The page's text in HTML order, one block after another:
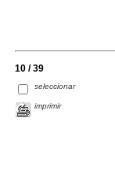
10 / 39
seleccionar
imprimir